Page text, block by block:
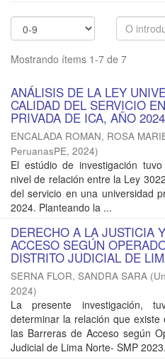
Mostrando ítems 1-7 de 7
ANÁLISIS DE LA LEY
CALIDAD DEL SERVICIO
PRIVADA DE ICA, AÑO 2024
ENCALADA ROMAN, ROSA
PeruanasPE, 2024)
El estúdio de investigación
nivel de relación entre la Ley
del servicio en una universidad
2024. Planteando la ...
DERECHO A LA JUSTICIA
ACCESO SEGÚN
DISTRITO JUDICIAL DE
SERNA FLOR, SANDRA SARA (
2024)
La presente investigación,
determinar la relación que
las Barreras de Acceso según
Judicial de Lima Norte- SMP